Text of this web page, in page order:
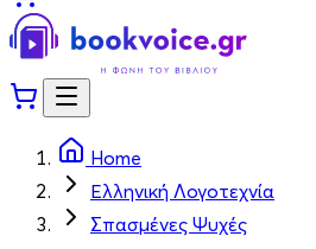
Home
Ελληνική Λογοτεχνία
Σπασμένες Ψυχές